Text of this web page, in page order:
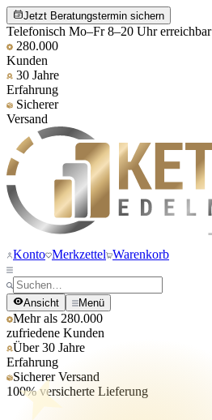
Jetzt Beratungstermin sichern
Telefonisch Mo–Fr 8–20 Uhr erreichbar
280.000
Kunden
30 Jahre
Erfahrung
Sicherer
Versand
Konto Merkzettel Warenkorb
Ansicht Menü
Mehr als 280.000
zufriedene Kunden
Über 30 Jahre
Erfahrung
Sicherer Versand
100% versicherte Lieferung